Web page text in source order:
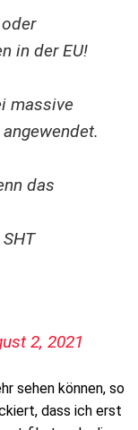
in der EU!
massive
das
2, 2021
sehen können, so
dass ich erst